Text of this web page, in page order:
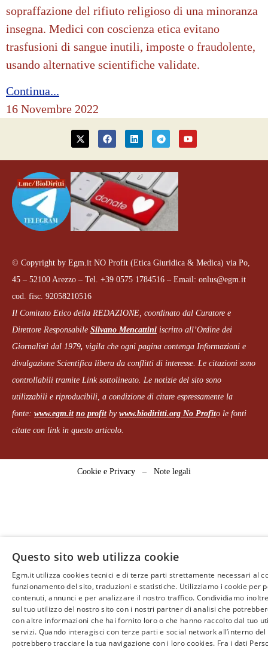
sopraffazione del rifiuto religioso di una minoranza
insegna. Medici con coscienza etica evitano
trasfusioni di sangue inutili, imposte o fraudolente,
usando alternative scientifiche validate.
Continua...
16 Novembre 2022
© Copyright by Egm.it NO Profit (Etica Giuridica & Medica) via Po,
45 – 52100 Arezzo – Tel. +39 0575 1784516 – Email: onlus@egm.it
cod. fisc. 92058210516
Il Comitato Etico della REDAZIONE, coordinato dal Curatore e
Direttore Responsabile Silvano Mencattini iscritto all’Ordine dei
Giornalisti dal 1979, vigila che ogni pagina contenga Informazioni e
divulgazione Scientifica libera da conflitti di interesse. Le citazioni sono
controllabili tramite Link sottolineato. Le notizie del sito sono
utilizzabili e riproducibili, a condizione di citare espressamente la
fonte: www.egm.it no profitby www.biodiritti.org No Profito le fonti
citate con link in questo articolo.
Cookie e Privacy – Note legali
Questo sito web utilizza cookie
Egm.it utilizza cookies tecnici e di terze parti strettamente necessari al
funzionamento del sito, traduzioni e statistiche. Utilizziamo i cookie per
contenuti, annunci e per analizzare il nostro traffico. Condividiamo
sul tuo utilizzo del nostro sito con i nostri partner di analisi che
con altre informazioni che hai fornito loro o che hanno raccolto dal tuo
servizi. Quando interagisci con terze parti e social network all’interno
potrebbero tracciare la tua navigazione con i loro cookies. Fra i dati